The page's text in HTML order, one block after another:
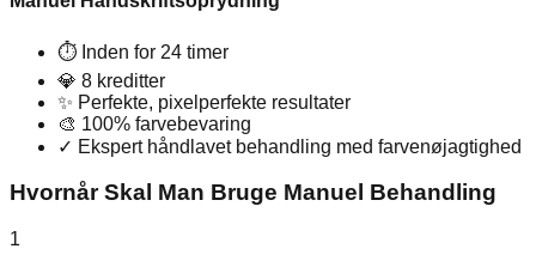
⏱ Inden for 24 timer
💎 8 kreditter
✨ Perfekte, pixelperfekte resultater
🎨 100% farvebevaring
✓ Ekspert håndlavet behandling med farvenøjagtighed
Hvornår Skal Man Bruge Manuel Behandling
1